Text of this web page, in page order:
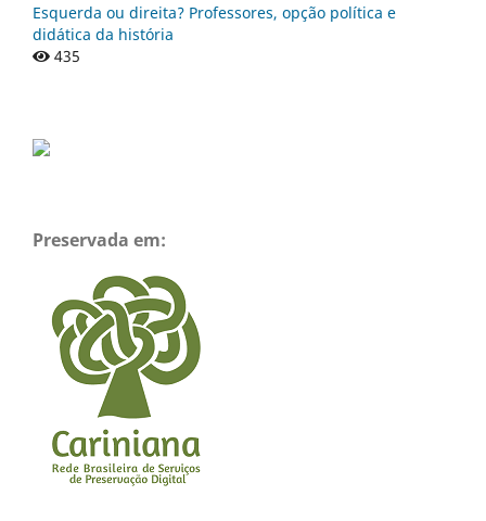
Esquerda ou direita? Professores, opção política e
didática da história
435
Preservada em: